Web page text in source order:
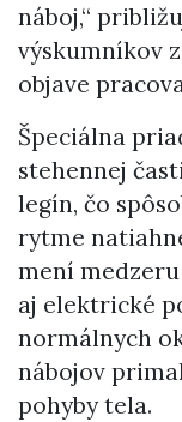
náboj,“
výskumníkov
objave
Špeciálna
stehennej
legín, čo
rytme
mení
aj elektrické
normálnych
nábojov
pohyby tela.